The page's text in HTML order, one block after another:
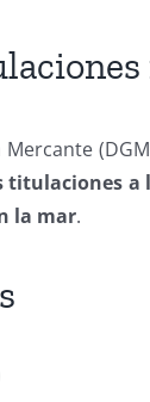
Mercante
a
la mar.